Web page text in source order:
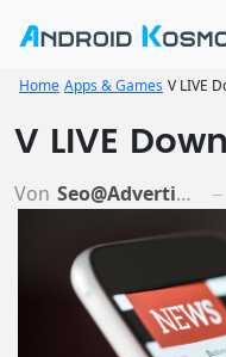
Home Apps & Games V LIVE
V LIVE
Von Seo@advertiso.de